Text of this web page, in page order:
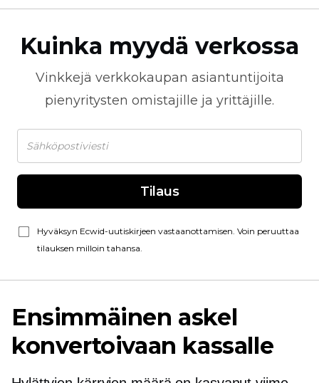
Kuinka myydä verkossa
Vinkkejä verkkokaupan asiantuntijoita
pienyritysten omistajille ja yrittäjille.
Tilaus
Hyväksyn Ecwid-uutiskirjeen vastaanottamisen. Voin peruuttaa
tilauksen milloin tahansa.
Ensimmäinen askel
konvertoivaan kassalle